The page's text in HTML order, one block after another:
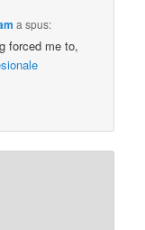
a spus:
forced me to,